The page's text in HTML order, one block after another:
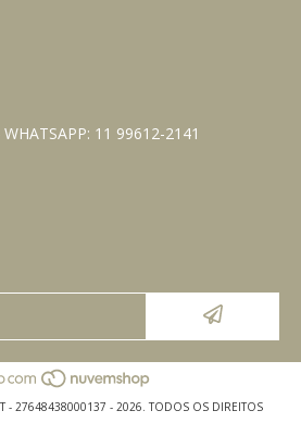
11 99612-2141
- 27648438000137 - 2026. TODOS OS DIREITOS